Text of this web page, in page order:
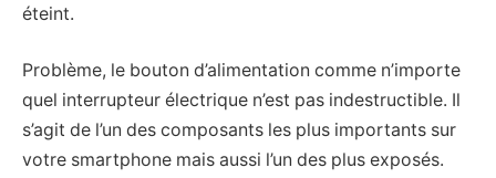
éteint.
Problème, le bouton d’alimentation comme n’importe
quel interrupteur électrique n’est pas indestructible. Il
s’agit de l’un des composants les plus importants sur
votre smartphone mais aussi l’un des plus exposés.